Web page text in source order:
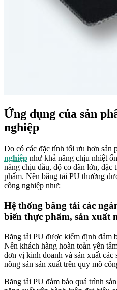
Ứng dụng của sản
nghiệp
Do có các đặc tính tối ưu hơn sản
nghiệp như khả năng chịu nhiệt
năng chịu dầu, độ co dãn lớn, đặc
phẩm. Nên băng tải PU thường
công nghiệp như:
Hệ thống băng tải các
biến thực phẩm, sản xuất
Băng tải PU được kiểm định đảm
Nên khách hàng hoàn toàn yên
đơn vị kinh doanh và sản xuất các
nông sản sản xuất trên quy mô
Băng tải PU đảm bảo quá trình